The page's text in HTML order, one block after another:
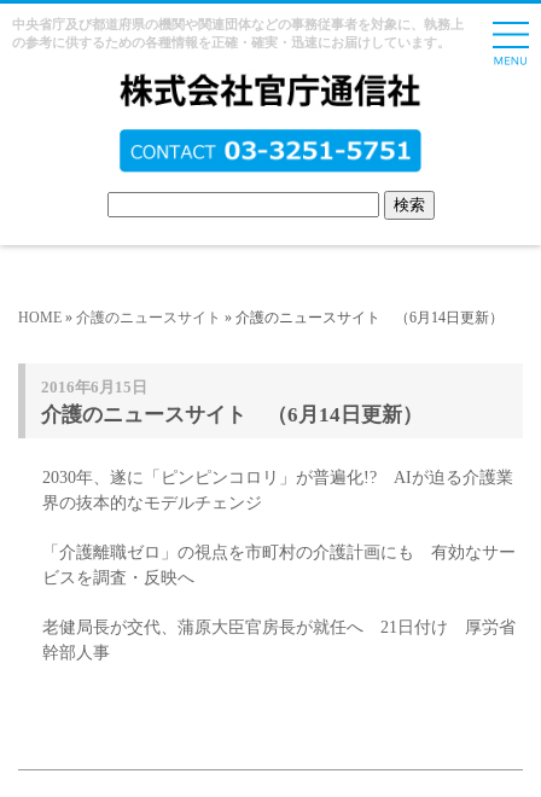
中央省庁及び都道府県の機関や関連団体などの事務従事者を対象に、執務上
の参考に供するための各種情報を正確・確実・迅速にお届けしています。
HOME » 介護のニュースサイト » 介護のニュースサイト （6月14日更新）
2016年6月15日
介護のニュースサイト （6月14日更新）
2030年、遂に「ピンピンコロリ」が普遍化!? AIが迫る介護業
界の抜本的なモデルチェンジ
「介護離職ゼロ」の視点を市町村の介護計画にも 有効なサー
ビスを調査・反映へ
老健局長が交代、蒲原大臣官房長が就任へ 21日付け 厚労省
幹部人事